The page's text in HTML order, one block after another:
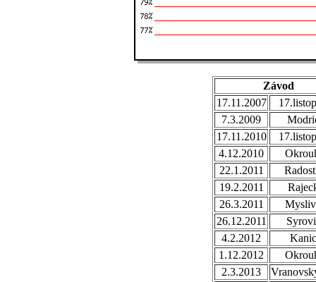
Závod
17.11.2007
7.3.2009
17.11.2010
4.12.2010
22.1.2011
19.2.2011
26.3.2011
26.12.2011
4.2.2012
1.12.2012
2.3.2013